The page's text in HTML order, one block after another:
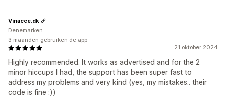
21 oktober 2024
Highly recommended. It works as advertised and for the 2
minor hiccups I had, the support has been super fast to
address my problems and very kind (yes, my mistakes.. their
code is fine :))
Vinacce.dk
Denemarken
3 maanden gebruiken de app